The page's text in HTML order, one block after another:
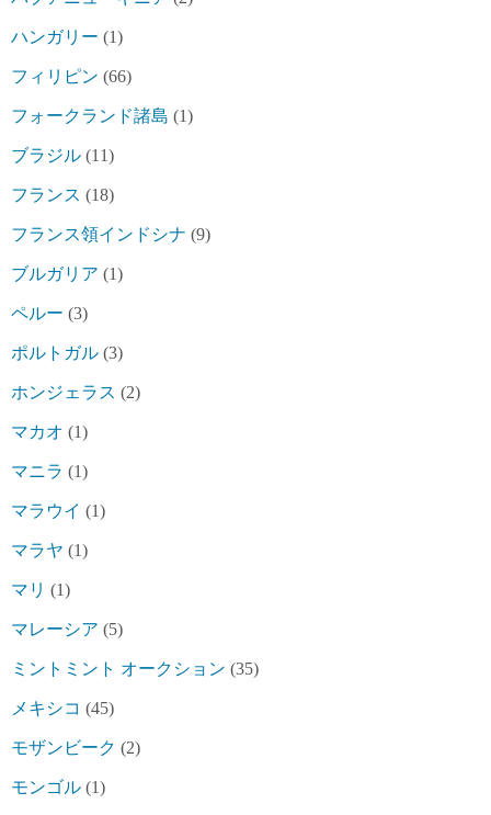
ハンガリー (1)
フィリピン (66)
フォークランド諸島 (1)
ブラジル (11)
フランス (18)
フランス領インドシナ (9)
ブルガリア (1)
ペルー (3)
ポルトガル (3)
ホンジェラス (2)
マカオ (1)
マニラ (1)
マラウイ (1)
マラヤ (1)
マリ (1)
マレーシア (5)
ミントミント オークション (35)
メキシコ (45)
モザンビーク (2)
モンゴル (1)